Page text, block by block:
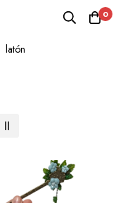
0
latón